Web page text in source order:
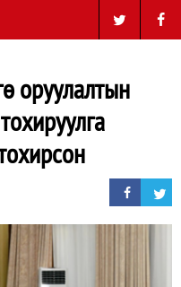
оруулалтын